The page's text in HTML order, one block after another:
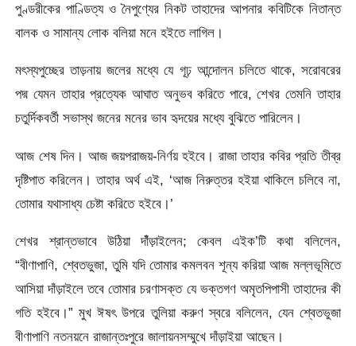
পুণ্ডরীকের পাণ্ডিত্য ও নৈপুণ্যের নিকট তাহাদের আপনার কবিটিকে নিতান্ত
বালক ও সামান্য লােক বলিয়া মনে হইতে লাগিল।
মৎস্যপুচ্ছের তাড়নায় জলের মধ্যে যে গূঢ় আন্দোলন চলিতে থাকে, সরােবরের
পদ্ম যেমন তাহার প্রত্যেক আঘাত অনুভব করিতে পারে, শেখর তেমনি তাহার
চতুর্দিকবর্তী সভাস্থ জনের মনের ভাব হৃদয়ের মধ্যে বুঝিতে পারিলেন।
আজ শেষ দিন। আজ জয়পরাজয়-নির্ণয় হইবে। রাজা তাহার কবির প্রতি তীব্র
দৃষ্টিপাত করিলেন। তাহার অর্থ এই, ‘আজ নিরুত্তর হইয়া থাকিলে চলিবে না,
তােমার যথাসাধ্য চেষ্টা করিতে হইবে।’
শেখর শ্রান্তভাবে উঠিয়া দাঁঁড়াইলেন; কেবল এইক’টি কথা বলিলেন,
“বীণাপাণি, শ্বেতভুজা, তুমি যদি তােমার কমলবন শূন্য করিয়া আজ মল্লভূমিতে
আসিয়া দাঁড়াইলে তবে তােমার চরণাসক্ত যে ভক্তগণ অমৃতপিপাসী তাহাদের কী
গতি হইবে।” মুখ ঈষৎ উপরে তুলিয়া করুণ স্বরে বলিলেন, যেন শ্বেতভুজা
বীণাপাণি নতনয়নে রাজান্তঃপুরে জালায়নসম্মুখে দাঁড়াইয়া আছেন।